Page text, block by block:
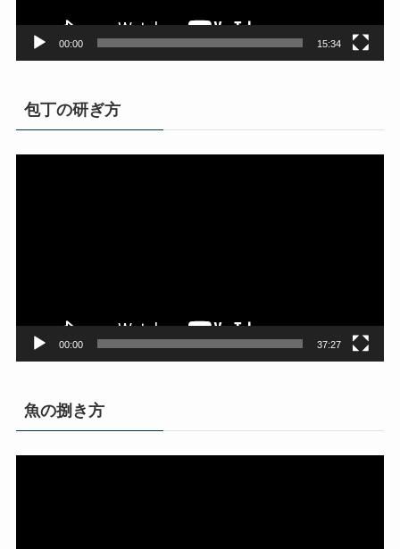
00:00 15:34
包丁の研ぎ方
00:00 37:27
魚の捌き方